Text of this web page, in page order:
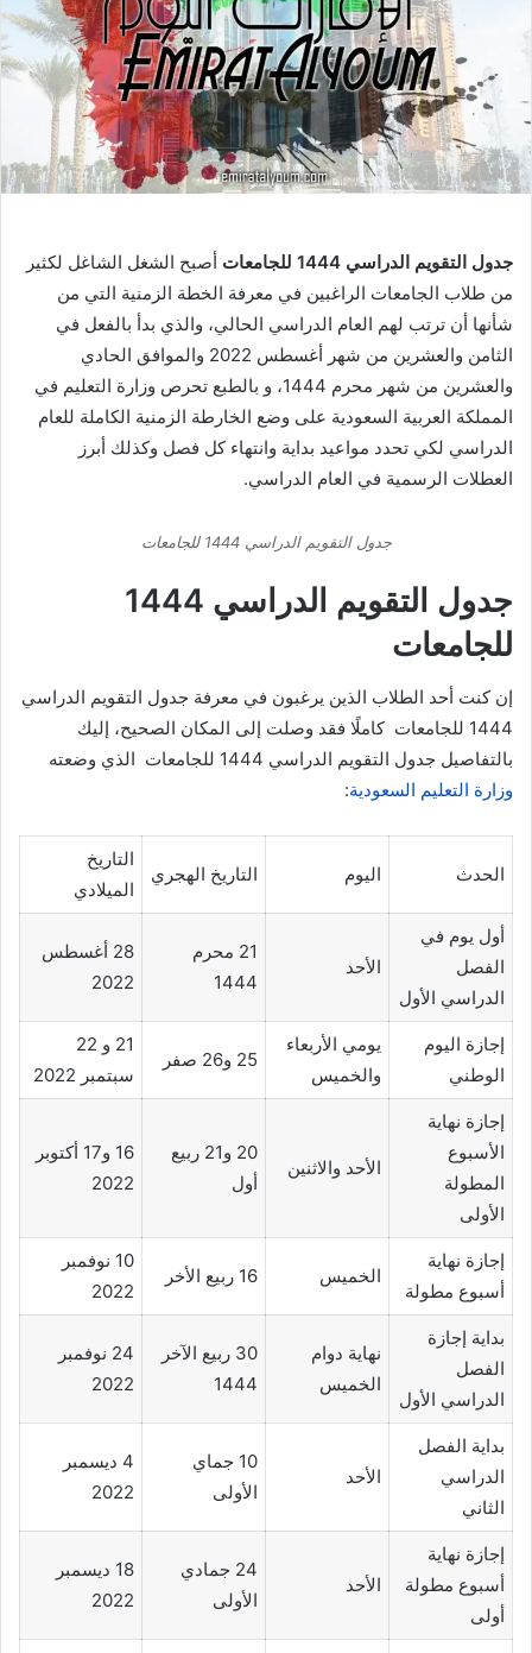
جدول التقويم الدراسي 1444 للجامعات
أصبح الشغل الشاغل لكثير
من طلاب الجامعات الراغبين في معرفة الخطة الزمنية التي من
شأنها أن ترتب لهم العام الدراسي الحالي، والذي بدأ بالفعل في
الثامن والعشرين من شهر أغسطس 2022 والموافق الحادي
والعشرين من شهر محرم 1444، و بالطبع تحرص وزارة التعليم في
المملكة العربية السعودية على وضع الخارطة الزمنية الكاملة للعام
الدراسي لكي تحدد مواعيد بداية وانتهاء كل فصل وكذلك أبرز
العطلات الرسمية في العام الدراسي.
جدول التقويم الدراسي 1444 للجامعات
جدول التقويم الدراسي 1444
للجامعات
إن كنت أحد الطلاب الذين يرغبون في معرفة جدول التقويم الدراسي
1444 للجامعات كاملًا فقد وصلت إلى المكان الصحيح، إليك
بالتفاصيل جدول التقويم الدراسي 1444 للجامعات الذي وضعته
وزارة التعليم السعودية:
الحدث اليوم التاريخ الهجري
التاريخ
الميلادي
أول يوم في
الفصل
الدراسي الأول
الأحد
21 محرم
1444
28 أغسطس
2022
إجازة اليوم
الوطني
يومي الأربعاء
والخميس
25 و26 صفر
21 و 22
سبتمبر 2022
إجازة نهاية
الأسبوع
المطولة
الأولى
الأحد والاثنين
20 و21 ربيع
أول
16 و17 أكتوبر
2022
إجازة نهاية
أسبوع مطولة
الخميس 16 ربيع الأخر
10 نوفمبر
2022
بداية إجازة
الفصل
الدراسي الأول
نهاية دوام
الخميس
30 ربيع الآخر
1444
24 نوفمبر
2022
بداية الفصل
الدراسي
الثاني
الأحد
10 جماي
الأولى
4 ديسمبر
2022
إجازة نهاية
أسبوع مطولة
أولى
الأحد
24 جمادي
الأولى
18 ديسمبر
2022